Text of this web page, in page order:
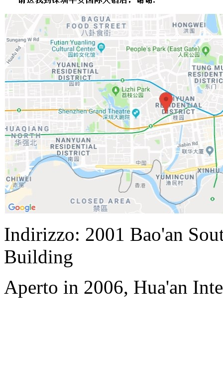
Indirizzo: 2001 Bao'an
Building
Aperto in 2006, Hua'an